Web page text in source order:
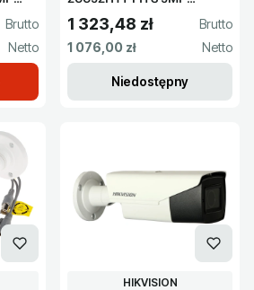
Hikvision
Cena brutto
1 323,48 zł
Cena netto
1 076,00 zł
Niedostępny
PRODUCENT
HIKVISION